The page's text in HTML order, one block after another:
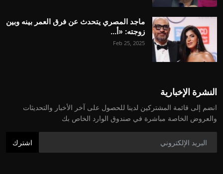
ماجد المصري يتحدث عن فرق العمر بينه وبين
زوجته: «أ...
Feb 25, 2025
النشرة الإخبارية
انضم إلى قائمة المشتركين لدينا للحصول على آخر الأخبار والتحديثات
والعروض الخاصة مباشرة في صندوق الوارد الخاص بك
اشترك